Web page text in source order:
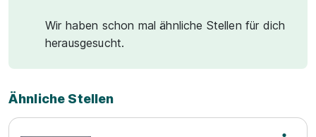
Wir haben schon mal ähnliche Stellen für dich
herausgesucht.
Ähnliche Stellen